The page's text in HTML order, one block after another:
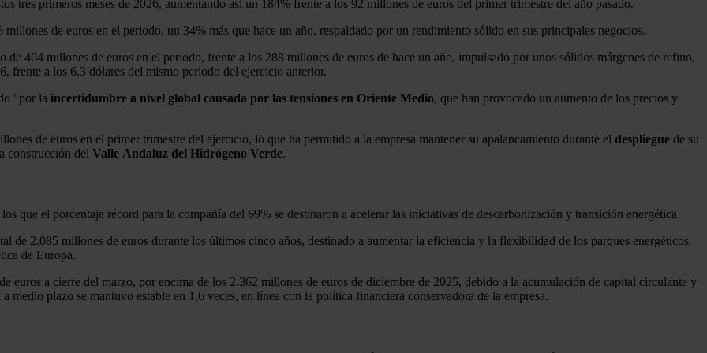
tres primeros meses de 2026, aumentando así un 184% frente a los 92 millones de euros del primer trimestre del año pasado.
millones de euros en el periodo, un 34% más que hace un año, respaldado por un rendimiento sólido en sus principales negocios.
de 404 millones de euros en el periodo, frente a los 288 millones de euros de hace un año, impulsado por unos sólidos márgenes de refino,
frente a los 6,3 dólares del mismo periodo del ejercicio anterior.
"por la incertidumbre a nivel global causada por las tensiones en Oriente Medio, que han provocado un aumento de los precios y
de euros en el primer trimestre del ejercicio, lo que ha permitido a la empresa mantener su apalancamiento durante el despliegue de su
construcción del Valle Andaluz del Hidrógeno Verde.
que el porcentaje récord para la compañía del 69% se destinaron a acelerar las iniciativas de descarbonización y transición energética.
de 2.085 millones de euros durante los últimos cinco años, destinado a aumentar la eficiencia y la flexibilidad de los parques energéticos
de Europa.
euros a cierre del marzo, por encima de los 2.362 millones de euros de diciembre de 2025, debido a la acumulación de capital circulante y
medio plazo se mantuvo estable en 1,6 veces, en línea con la política financiera conservadora de la empresa.